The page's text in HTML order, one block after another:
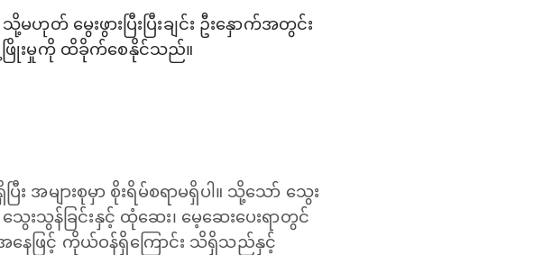
ဟုတ် မွေးဖွားပြီးပြီးချင်း ဦးနှောက်အတွင်း
ဖြိုးမှုကို ထိခိုက်စေနိုင်သည်။
း အများစုမှာ စိုးရိမ်စရာမရှိပါ။ သို့သော် သွေး
းသွန်ခြင်းနှင့် ထုံဆေး၊ မေ့ဆေးပေးရာတွင်
နေဖြင့် ကိုယ်ဝန်ရှိကြောင်း သိရှိသည်နှင့်